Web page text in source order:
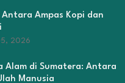
Ampas Kopi dan
2026
Alam di Sumatera: Antara
Manusia